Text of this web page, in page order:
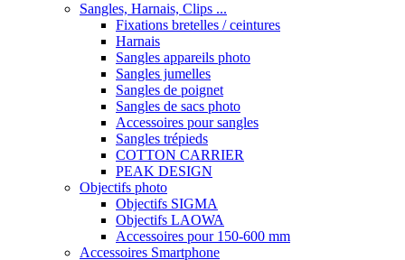
Sangles, Harnais, Clips ...
Fixations bretelles / ceintures
Harnais
Sangles appareils photo
Sangles jumelles
Sangles de poignet
Sangles de sacs photo
Accessoires pour sangles
Sangles trépieds
COTTON CARRIER
PEAK DESIGN
Objectifs photo
Objectifs SIGMA
Objectifs LAOWA
Accessoires pour 150-600 mm
Accessoires Smartphone